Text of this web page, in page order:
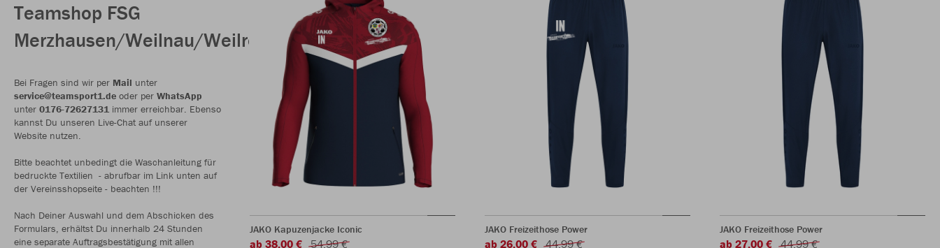
Teamshop FSG
Merzhausen/Weilnau/Weilrod
Bei Fragen sind wir per Mail unter
service@teamsport1.de oder per WhatsApp
unter 0176-72627131 immer erreichbar. Ebenso
kannst Du unseren Live-Chat auf unserer
Website nutzen.
Bitte beachtet unbedingt die Waschanleitung für
bedruckte Textilien - abrufbar im Link unten auf
der Vereinsshopseite - beachten !!!
Nach Deiner Auswahl und dem Abschicken des
Formulars, erhältst Du innerhalb 24 Stunden
eine separate Auftragsbestätigung mit allen
JAKO Kapuzenjacke Iconic
ab 38,00 € 54,99 €
JAKO Freizeithose Power
ab 26,00 € 44,99 €
JAKO Freizeithose Power
ab 27,00 € 44,99 €